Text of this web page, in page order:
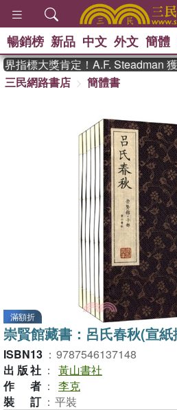
獎 臺灣漫
登輝時代
偉大的迷
暢銷榜 新品 中文 外文 簡體
指標大獎肯定！A.F. Steadman 獲
三民網路書店
簡體書
滿額折
崇賢館藏書：呂氏春秋(宣紙
ISBN13 ： 9787546137148
出版社 ： 黃山書社
作者 ： 李克
裝訂 ： 平裝